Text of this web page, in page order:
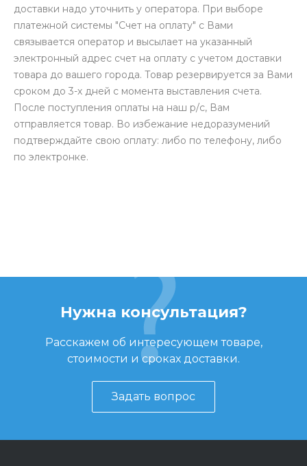
доставки надо уточнить у оператора. При выборе
платежной системы "Счет на оплату" с Вами
связывается оператор и высылает на указанный
электронный адрес счет на оплату с учетом доставки
товара до вашего города. Товар резервируется за Вами
сроком до 3-х дней с момента выставления счета.
После поступления оплаты на наш р/с, Вам
отправляется товар. Во избежание недоразумений
подтверждайте свою оплату: либо по телефону, либо
по электронке.
Нужна консультация?
Расскажем об интересующем товаре,
стоимости и сроках доставки.
Задать вопрос